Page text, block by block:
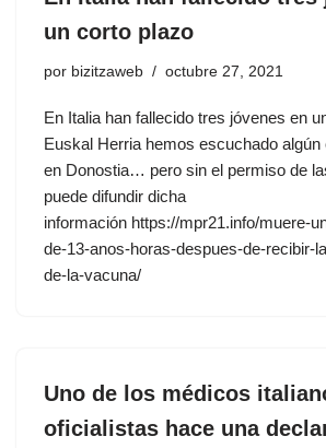
un corto plazo
por bizitzaweb octubre 27, 2021
En Italia han fallecido tres jóvenes en
Euskal Herria hemos escuchado algún
en Donostia… pero sin el permiso de
puede difundir dicha
información https://mpr21.info/muere-
de-13-anos-horas-despues-de-recibir-
de-la-vacuna/
Uno de los médicos
oficialistas hace una